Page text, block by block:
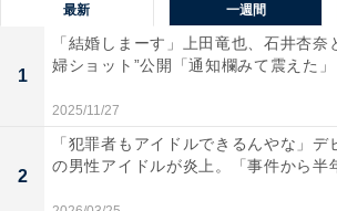
最新 一週間
1
「結婚しまーす」上田竜也、石井杏奈
婦ショット”公開「通知欄みて震えた
2025/11/27
2
「犯罪者もアイドルできるんやな」デ
の男性アイドルが炎上。「事件から半